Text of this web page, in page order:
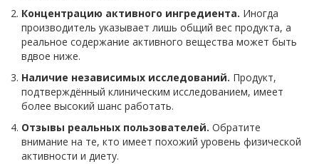
Концентрацию активного ингредиента. Иногда
производитель указывает лишь общий вес продукта, а
реальное содержание активного вещества может быть
вдвое ниже.
Наличие независимых исследований. Продукт,
подтверждённый клиническим исследованием, имеет
более высокий шанс работать.
Отзывы реальных пользователей. Обратите
внимание на те, кто имеет похожий уровень физической
активности и диету.